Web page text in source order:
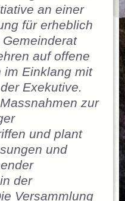
an einer
für erheblich
auf offene
im Einklang mit
Exekutive.
zur
und plant
und
der
Versammlung